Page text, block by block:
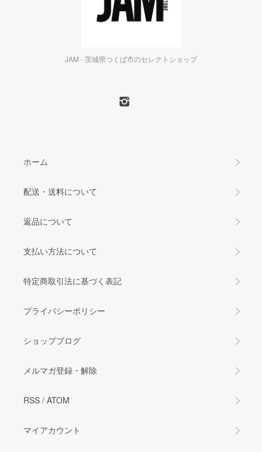
JAM - 茨城県つくば市のセレクトショップ
ホーム
配送・送料について
返品について
支払い方法について
特定商取引法に基づく表記
プライバシーポリシー
ショップブログ
メルマガ登録・解除
RSS / ATOM
マイアカウント